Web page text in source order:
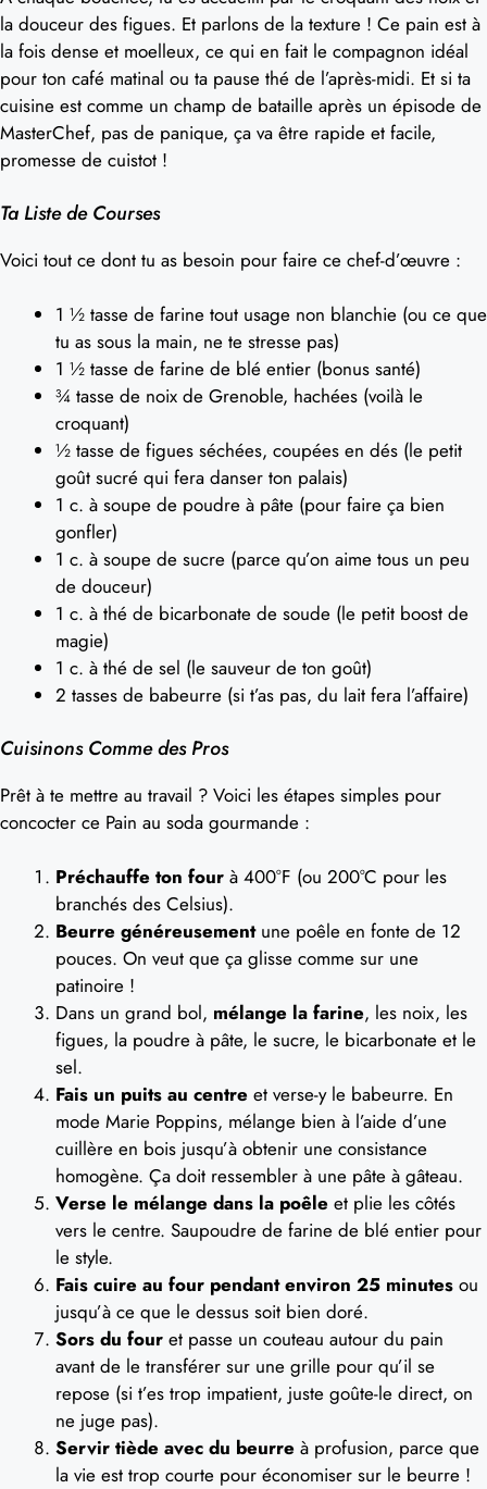
la douceur des figues. Et parlons de la texture ! Ce pain est à
la fois dense et moelleux, ce qui en fait le compagnon idéal
pour ton café matinal ou ta pause thé de l’après-midi. Et si ta
cuisine est comme un champ de bataille après un épisode de
MasterChef, pas de panique, ça va être rapide et facile,
promesse de cuistot !
Ta Liste de Courses
Voici tout ce dont tu as besoin pour faire ce chef-d’œuvre :
1 ½ tasse de farine tout usage non blanchie (ou ce que
tu as sous la main, ne te stresse pas)
1 ½ tasse de farine de blé entier (bonus santé)
¾ tasse de noix de Grenoble, hachées (voilà le
croquant)
½ tasse de figues séchées, coupées en dés (le petit
goût sucré qui fera danser ton palais)
1 c. à soupe de poudre à pâte (pour faire ça bien
gonfler)
1 c. à soupe de sucre (parce qu’on aime tous un peu
de douceur)
1 c. à thé de bicarbonate de soude (le petit boost de
magie)
1 c. à thé de sel (le sauveur de ton goût)
2 tasses de babeurre (si t’as pas, du lait fera l’affaire)
Cuisinons Comme des Pros
Prêt à te mettre au travail ? Voici les étapes simples pour
concocter ce Pain au soda gourmande :
Préchauffe ton four à 400°F (ou 200°C pour les
branchés des Celsius).
Beurre généreusementune poêle en fonte de 12
pouces. On veut que ça glisse comme sur une
patinoire !
Dans un grand bol, mélange la farine, les noix, les
figues, la poudre à pâte, le sucre, le bicarbonate et le
sel.
Fais un puits au centre et verse-y le babeurre. En
mode Marie Poppins, mélange bien à l’aide d’une
cuillère en bois jusqu’à obtenir une consistance
homogène. Ça doit ressembler à une pâte à gâteau.
Verse le mélange dans la poêle et plie les côtés
vers le centre. Saupoudre de farine de blé entier pour
le style.
Fais cuire au four pendant environ 25 minutes ou
jusqu’à ce que le dessus soit bien doré.
Sors du four et passe un couteau autour du pain
avant de le transférer sur une grille pour qu’il se
repose (si t’es trop impatient, juste goûte-le direct, on
ne juge pas).
Servir tiède avec du beurre à profusion, parce que
la vie est trop courte pour économiser sur le beurre !